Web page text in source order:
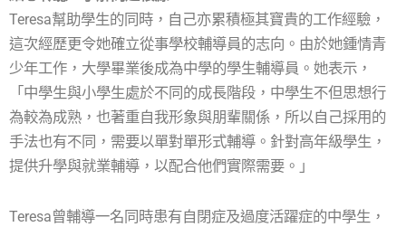
Teresa幫助學生的同時，自己亦累積極其寶貴的工作經驗，
這次經歷更令她確立從事學校輔導員的志向。由於她鍾情青
少年工作，大學畢業後成為中學的學生輔導員。她表示，
「中學生與小學生處於不同的成長階段，中學生不但思想行
為較為成熟，也著重自我形象與朋輩關係，所以自己採用的
手法也有不同，需要以單對單形式輔導。針對高年級學生，
提供升學與就業輔導，以配合他們實際需要。」
Teresa曾輔導一名同時患有自閉症及過度活躍症的中學生，